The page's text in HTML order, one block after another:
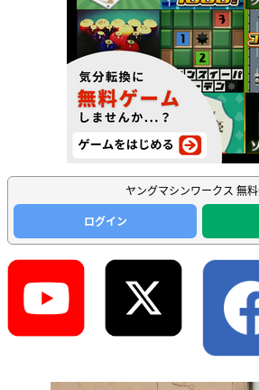
ヤングマシンワークス 無
ログイン